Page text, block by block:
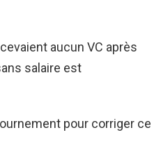
aucun VC après
salaire est
pour corriger ce